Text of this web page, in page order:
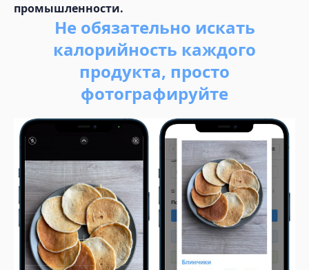
промышленности.
Не обязательно искать
калорийность каждого
продукта, просто
фотографируйте